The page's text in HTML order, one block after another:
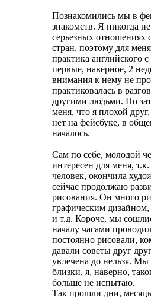
Познакомились мы в
знакомств. Я никогда
серьезных отношениях
стран, поэтому для
практика английского
первые, наверное, 2
внимания к нему не
практиковалась в
другими людьми. Но
меня, что я плохой
нет на фейсбуке, в
началось.
Сам по себе, молодой
интересен для меня,
человек, окончила
сейчас продолжаю
рисования. Он много
графическим
и т.д. Короче, мы
началу часами
постоянно рисовали,
давали советы друг
увлечена до нельзя.
близки, я, наверно,
больше не испытаю.
Так прошли дни,